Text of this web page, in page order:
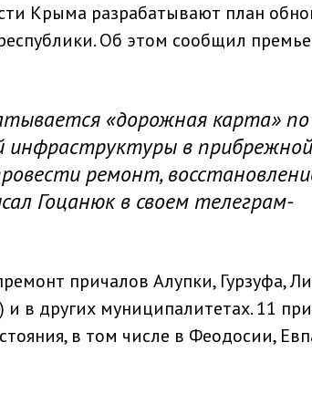
Крыма разрабатывают план
Об этом сообщил
«дорожная карта» по
инфраструктуры в прибрежной
ремонт,
Гоцанюк в своем телеграм-
причалов Алупки, Гурзуфа,
в других муниципалитетах. 11
в том числе в Феодосии,